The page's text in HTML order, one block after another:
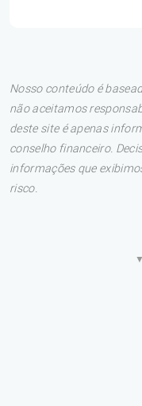
Nosso conteúdo é
não aceitamos
deste site é apenas
conselho financeiro.
informações que
risco.